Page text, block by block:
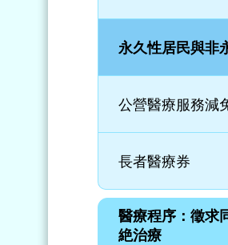
長者醫療券
公營醫療服務減
永久性居民與非
醫療程序：徵求
絶治療